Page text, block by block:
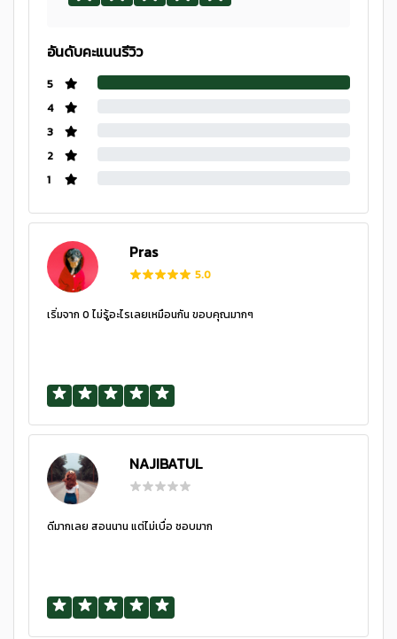
อันดับคะแนนรีวิว
5
4
3
2
1
Pras
5.0
เริ่มจาก 0 ไม่รู้อะไรเลยเหมือนกัน ขอบคุณมากๆ
NAJIBATUL
ดีมากเลย สอนนาน แต่ไม่เบื่อ ชอบมาก